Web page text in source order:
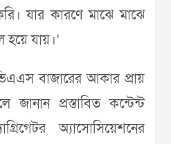
যার কারণে মাঝে মাঝে
হয়ে যায়।’
বাজারের আকার প্রায়
প্রস্তাবিত কন্টেন্ট
অ্যাসোসিয়েশনের